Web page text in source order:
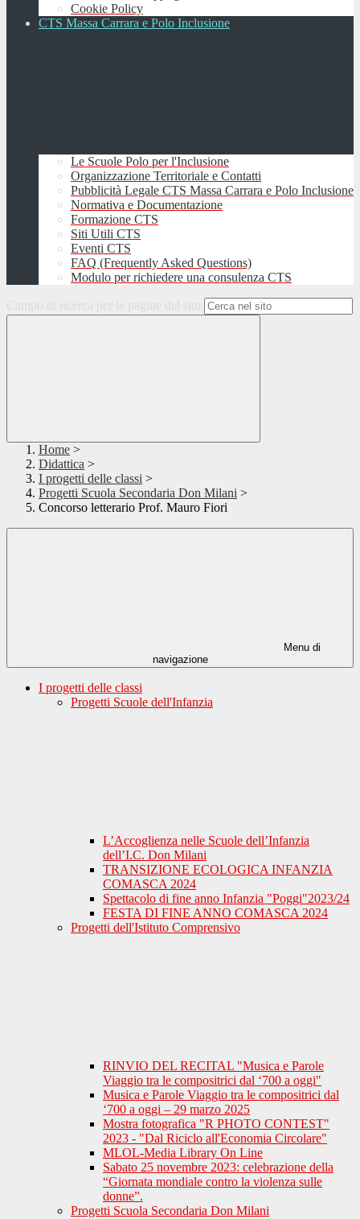
Cookie Policy
CTS Massa Carrara e Polo Inclusione
Le Scuole Polo per l'Inclusione
Organizzazione Territoriale e Contatti
Pubblicità Legale CTS Massa Carrara e Polo Inclusione
Normativa e Documentazione
Formazione CTS
Siti Utili CTS
Eventi CTS
FAQ (Frequently Asked Questions)
Modulo per richiedere una consulenza CTS
Campo di ricerca per le pagine del sito
Home >
Didattica >
I progetti delle classi >
Progetti Scuola Secondaria Don Milani >
Concorso letterario Prof. Mauro Fiori
Menu di
navigazione
I progetti delle classi
Progetti Scuole dell'Infanzia
L’Accoglienza nelle Scuole dell’Infanzia
dell’I.C. Don Milani
TRANSIZIONE ECOLOGICA INFANZIA
COMASCA 2024
Spettacolo di fine anno Infanzia "Poggi"2023/24
FESTA DI FINE ANNO COMASCA 2024
Progetti dell'Istituto Comprensivo
RINVIO DEL RECITAL "Musica e Parole
Viaggio tra le compositrici dal ‘700 a oggi"
Musica e Parole Viaggio tra le compositrici dal
‘700 a oggi – 29 marzo 2025
Mostra fotografica "R PHOTO CONTEST"
2023 - "Dal Riciclo all'Economia Circolare"
MLOL-Media Library On Line
Sabato 25 novembre 2023: celebrazione della
“Giornata mondiale contro la violenza sulle
donne”.
Progetti Scuola Secondaria Don Milani